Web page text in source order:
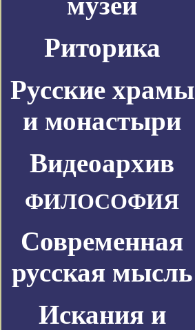
Риторика
Русские храмы
и монастыри
Видеоархив
ФИЛОСОФИЯ
Современная
русская мысль
Искания и